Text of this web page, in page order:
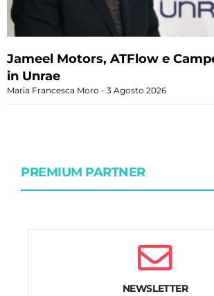
Jameel Motors, ATFlow e
in Unrae
Maria Francesca Moro 3 Agosto 2026
PREMIUM PARTNER
NEWSLETTER